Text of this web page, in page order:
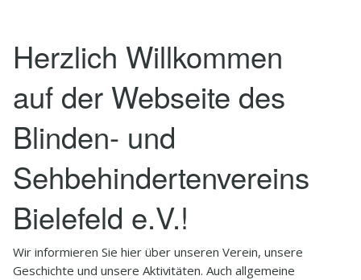
3Aktivitäten
Kontakt
Herzlich Willkommen
auf der Webseite des
Blinden- und
Sehbehindertenvereins
Bielefeld e.V.!
Wir informieren Sie hier über unseren Verein, unsere
Geschichte und unsere Aktivitäten. Auch allgemeine